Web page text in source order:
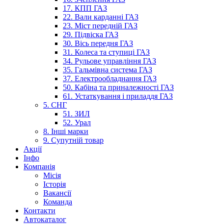
17. КПП ГАЗ
22. Вали карданні ГАЗ
23. Міст передній ГАЗ
29. Підвіска ГАЗ
30. Вісь передня ГАЗ
31. Колеса та ступиці ГАЗ
34. Рульове управління ГАЗ
35. Гальмівна система ГАЗ
37. Електрообладнання ГАЗ
50. Кабіна та приналежності ГАЗ
61. Устаткування і приладдя ГАЗ
5. СНГ
51. ЗИЛ
52. Урал
8. Інші марки
9. Супутній товар
Акції
Інфо
Компанія
Місія
Історія
Вакансії
Команда
Контакти
Автокаталог